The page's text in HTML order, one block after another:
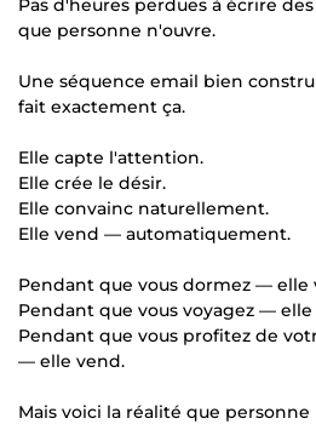
Pas d'heures perdues à écrire
que personne n'ouvre.
Une séquence email bien
fait exactement ça.
Elle capte l'attention.
Elle crée le désir.
Elle convainc naturellement.
Elle vend — automatiquement.
Pendant que vous dormez — elle
Pendant que vous voyagez —
Pendant que vous profitez de
— elle vend.
Mais voici la réalité que personne